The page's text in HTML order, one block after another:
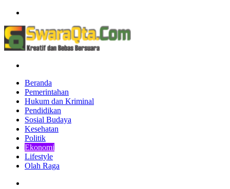
Beranda
Pemerintahan
Hukum dan Kriminal
Pendidikan
Sosial Budaya
Kesehatan
Politik
Ekonomi
Lifestyle
Olah Raga